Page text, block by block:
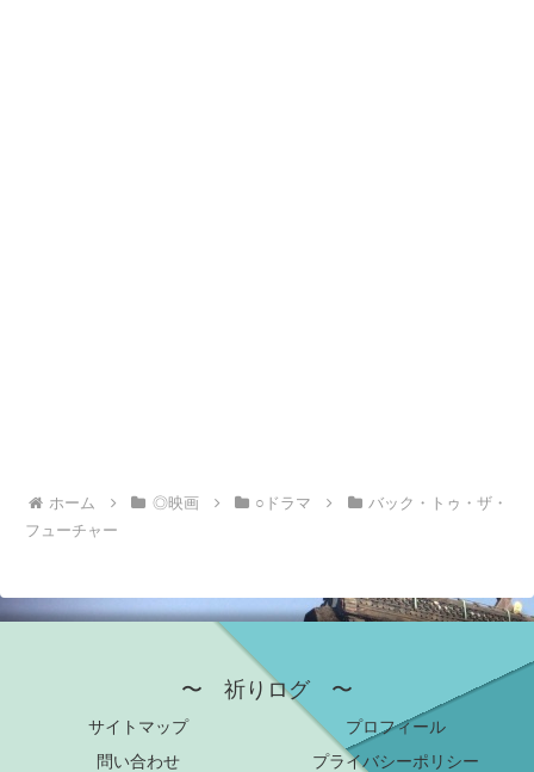
ホーム ◎映画 ○ドラマ
バック・トゥ・ザ・
フューチャー
〜 祈りログ 〜
サイトマップ
プロフィール
問い合わせ
プライバシーポリシー